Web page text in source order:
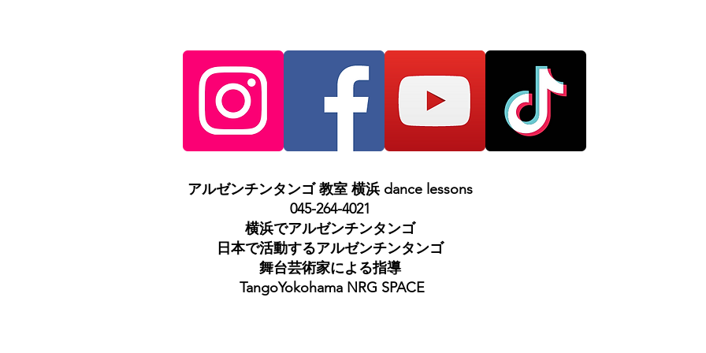
アルゼンチンタンゴ 教室 横浜 dance lessons
045-264-4021
横浜でアルゼンチンタンゴ
日本で活動するアルゼンチンタンゴ
舞台芸術家による指導
TangoYokohama NRG SPACE